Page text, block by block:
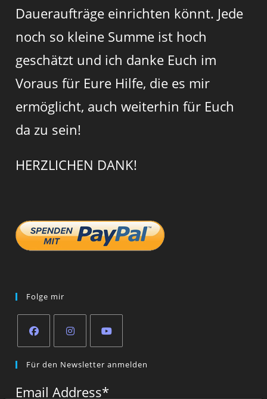
Daueraufträge einrichten könnt. Jede
noch so kleine Summe ist hoch
geschätzt und ich danke Euch im
Voraus für Eure Hilfe, die es mir
ermöglicht, auch weiterhin für Euch
da zu sein!
HERZLICHEN DANK!
Folge mir
in
in
in
Für den Newsletter anmelden
Email Address*